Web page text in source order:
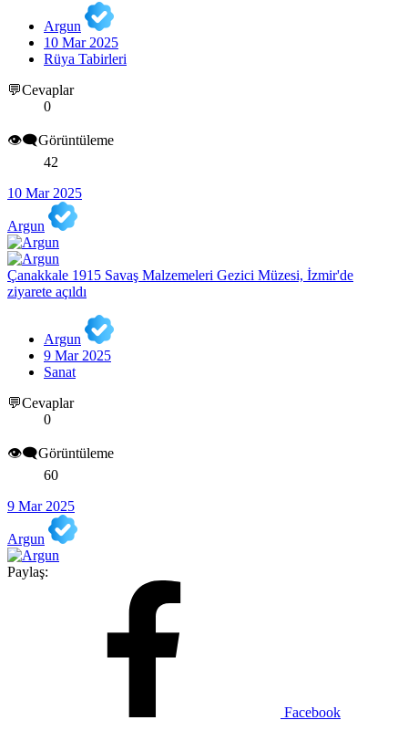
Argun
10 Mar 2025
Rüya Tabirleri
💬Cevaplar
0
👁️‍🗨️Görüntüleme
42
10 Mar 2025
Argun
Çanakkale 1915 Savaş Malzemeleri Gezici Müzesi, İzmir'de
ziyarete açıldı
Argun
9 Mar 2025
Sanat
💬Cevaplar
0
👁️‍🗨️Görüntüleme
60
9 Mar 2025
Argun
Paylaş:
Facebook